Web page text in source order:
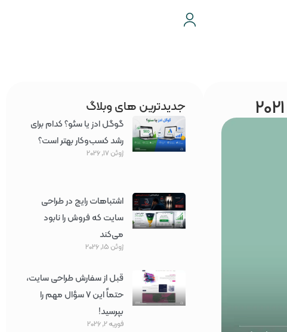
جدیدترین های وبلاگ
گوگل ادز یا سئو؟ کدام برای
رشد کسب‌وکار بهتر است؟
ژوئن 17, 2026
اشتباهات رایج در طراحی
سایت که فروش را نابود
می‌کند
ژوئن 15, 2026
قبل از سفارش طراحی سایت،
حتماً این ۷ سؤال مهم را
بپرسید!
فوریه 2, 2026